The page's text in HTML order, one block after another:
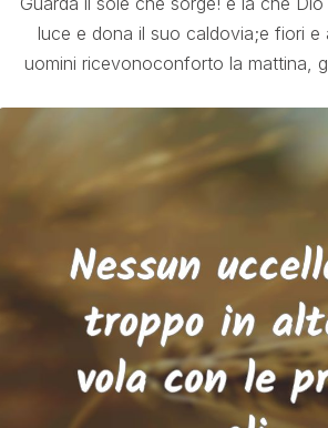
luce e dona il suo caldovia;e fiori e
uomini ricevonoconforto la mattina,